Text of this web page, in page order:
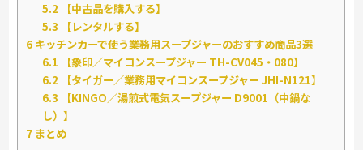
5.2 【中古品を購入する】
5.3 【レンタルする】
6 キッチンカーで使う業務用スープジャーのおすすめ商品3選
6.1 【象印／マイコンスープジャー TH-CV045・080】
6.2 【タイガー／業務用マイコンスープジャー JHI-N121】
6.3 【KINGO／湯煎式電気スープジャー D9001（中鍋な
し）】
7 まとめ